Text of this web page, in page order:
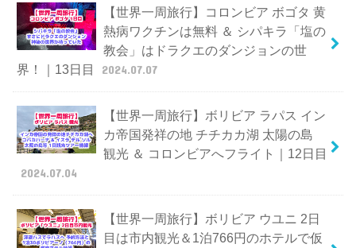
【世界一周旅行】コロンビア ボゴタ 黄
熱病ワクチンは無料 ＆ シパキラ「塩の
教会」はドラクエのダンジョンの世
界！｜13日目
2024.07.07
【世界一周旅行】ボリビア ラパス イン
カ帝国発祥の地 チチカカ湖 太陽の島
観光 ＆ コロンビアへフライト｜12日目
2024.07.04
【世界一周旅行】ボリビア ウユニ 2日
目は市内観光＆1泊766円のホテルで仮